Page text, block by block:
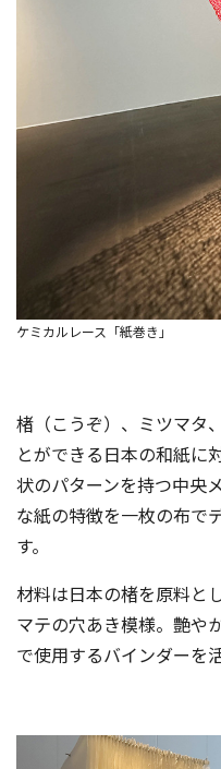
ケミカルレース「紙巻き」
楮（こうぞ）、ミツマタ
とができる日本の和紙に
状のパターンを持つ中央
な紙の特徴を一枚の布で
す。
材料は日本の楮を原料と
マテの穴あき模様。艶や
で使用するバインダーを